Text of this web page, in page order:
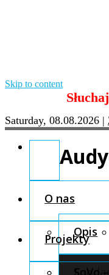
Skip to content
Saturday, 08.08.2026 |
O nas
Opis
Projekty
SoVo